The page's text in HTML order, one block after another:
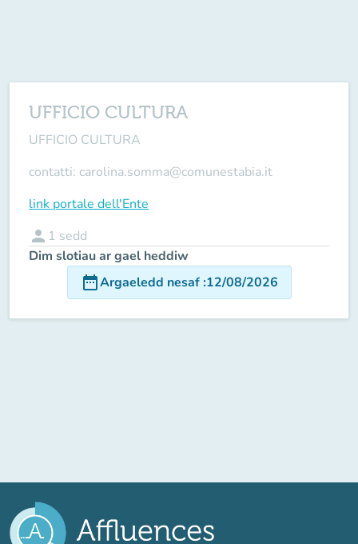
UFFICIO CULTURA
UFFICIO CULTURA
contatti: carolina.somma@comunestabia.it
link portale dell'Ente
person 1 sedd
Dim slotiau ar gael heddiw
date_rangeArgaeledd nesaf:12/08/2026